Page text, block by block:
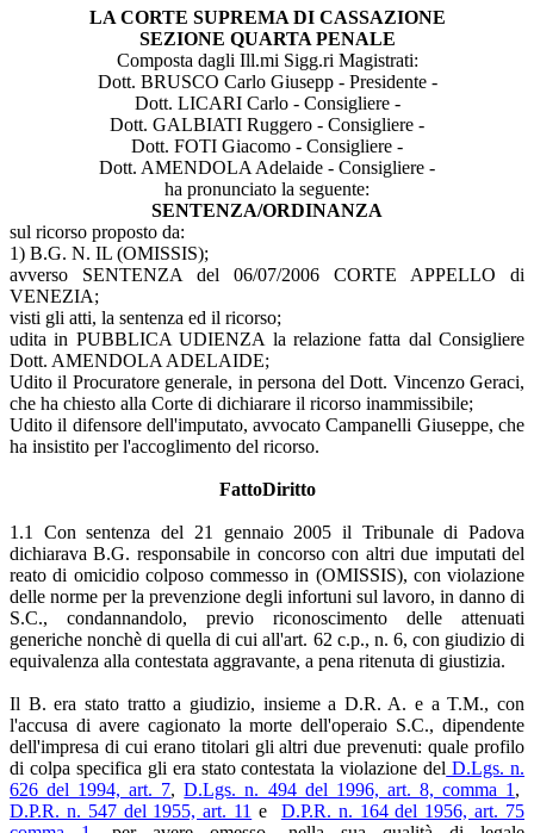
LA CORTE SUPREMA DI CASSAZIONE
SEZIONE QUARTA PENALE
Composta dagli Ill.mi Sigg.ri Magistrati:
Dott. BRUSCO Carlo Giusepp - Presidente -
Dott. LICARI Carlo - Consigliere -
Dott. GALBIATI Ruggero - Consigliere -
Dott. FOTI Giacomo - Consigliere -
Dott. AMENDOLA Adelaide - Consigliere -
ha pronunciato la seguente:
SENTENZA/ORDINANZA
sul ricorso proposto da:
1) B.G. N. IL (OMISSIS);
avverso SENTENZA del 06/07/2006 CORTE APPELLO di
VENEZIA;
visti gli atti, la sentenza ed il ricorso;
udita in PUBBLICA UDIENZA la relazione fatta dal Consigliere
Dott. AMENDOLA ADELAIDE;
Udito il Procuratore generale, in persona del Dott. Vincenzo Geraci,
che ha chiesto alla Corte di dichiarare il ricorso inammissibile;
Udito il difensore dell'imputato, avvocato Campanelli Giuseppe, che
ha insistito per l'accoglimento del ricorso.
FattoDiritto
1.1 Con sentenza del 21 gennaio 2005 il Tribunale di Padova
dichiarava B.G. responsabile in concorso con altri due imputati del
reato di omicidio colposo commesso in (OMISSIS), con violazione
delle norme per la prevenzione degli infortuni sul lavoro, in danno di
S.C., condannandolo, previo riconoscimento delle attenuati
generiche nonchè di quella di cui all'art. 62 c.p., n. 6, con giudizio di
equivalenza alla contestata aggravante, a pena ritenuta di giustizia.
Il B. era stato tratto a giudizio, insieme a D.R. A. e a T.M., con
l'accusa di avere cagionato la morte dell'operaio S.C., dipendente
dell'impresa di cui erano titolari gli altri due prevenuti: quale profilo
di colpa specifica gli era stato contestata la violazione del D.Lgs. n.
626 del 1994, art. 7,D.Lgs. n. 494 del 1996, art. 8, comma 1 ,
D.P.R. n. 547 del 1955, art. 11 e D.P.R. n. 164 del 1956, art. 75